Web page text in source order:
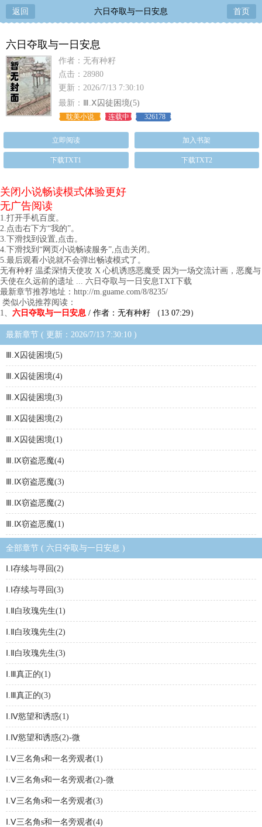
返回 六日夺取与一日安息 首页
六日夺取与一日安息
作者：无有种籽
点击：28980
更新：2026/7/13 7:30:10
最新：
Ⅲ.Ⅹ囚徒困境(5)
耽美小说 连载中 326178
立即阅读 加入书架
下载TXT1 下载TXT2
关闭小说畅读模式体验更好
无广告阅读
1.打开手机百度。
2.点击右下方“我的”。
3.下滑找到设置,点击。
4.下滑找到“网页小说畅读服务”,点击关闭。
5.最后观看小说就不会弹出畅读模式了。
无有种籽 温柔深情天使攻 X 心机诱惑恶魔受 因为一场交流计画，恶魔与
天使在久远前的遗址 ... 六日夺取与一日安息TXT下载
最新章节推荐地址：http://m.guame.com/8/8235/
类似小说推荐阅读：
1、 六日夺取与一日安息 / 作者：无有种籽 （13 07:29）
最新章节 ( 更新：2026/7/13 7:30:10 )
Ⅲ.Ⅹ囚徒困境(5)
Ⅲ.Ⅹ囚徒困境(4)
Ⅲ.Ⅹ囚徒困境(3)
Ⅲ.Ⅹ囚徒困境(2)
Ⅲ.Ⅹ囚徒困境(1)
Ⅲ.Ⅸ窃盗恶魔(4)
Ⅲ.Ⅸ窃盗恶魔(3)
Ⅲ.Ⅸ窃盗恶魔(2)
Ⅲ.Ⅸ窃盗恶魔(1)
全部章节 ( 六日夺取与一日安息 )
Ⅰ.Ⅰ存续与寻回(2)
Ⅰ.Ⅰ存续与寻回(3)
Ⅰ.Ⅱ白玫瑰先生(1)
Ⅰ.Ⅱ白玫瑰先生(2)
Ⅰ.Ⅱ白玫瑰先生(3)
Ⅰ.Ⅲ真正的(1)
Ⅰ.Ⅲ真正的(3)
Ⅰ.Ⅳ慾望和诱惑(1)
Ⅰ.Ⅳ慾望和诱惑(2)-微
Ⅰ.Ⅴ三名角s和一名旁观者(1)
Ⅰ.Ⅴ三名角s和一名旁观者(2)-微
Ⅰ.Ⅴ三名角s和一名旁观者(3)
Ⅰ.Ⅴ三名角s和一名旁观者(4)